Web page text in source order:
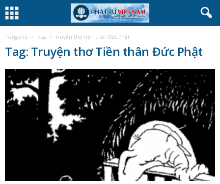
Trang chủ Tags Truyện thơ Tiền thân Đức Phật
Tag: Truyện thơ Tiền thân Đức Phật